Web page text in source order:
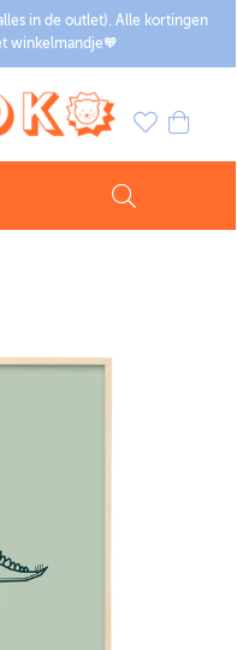
in de outlet). Alle kortingen
winkelmandje🧡